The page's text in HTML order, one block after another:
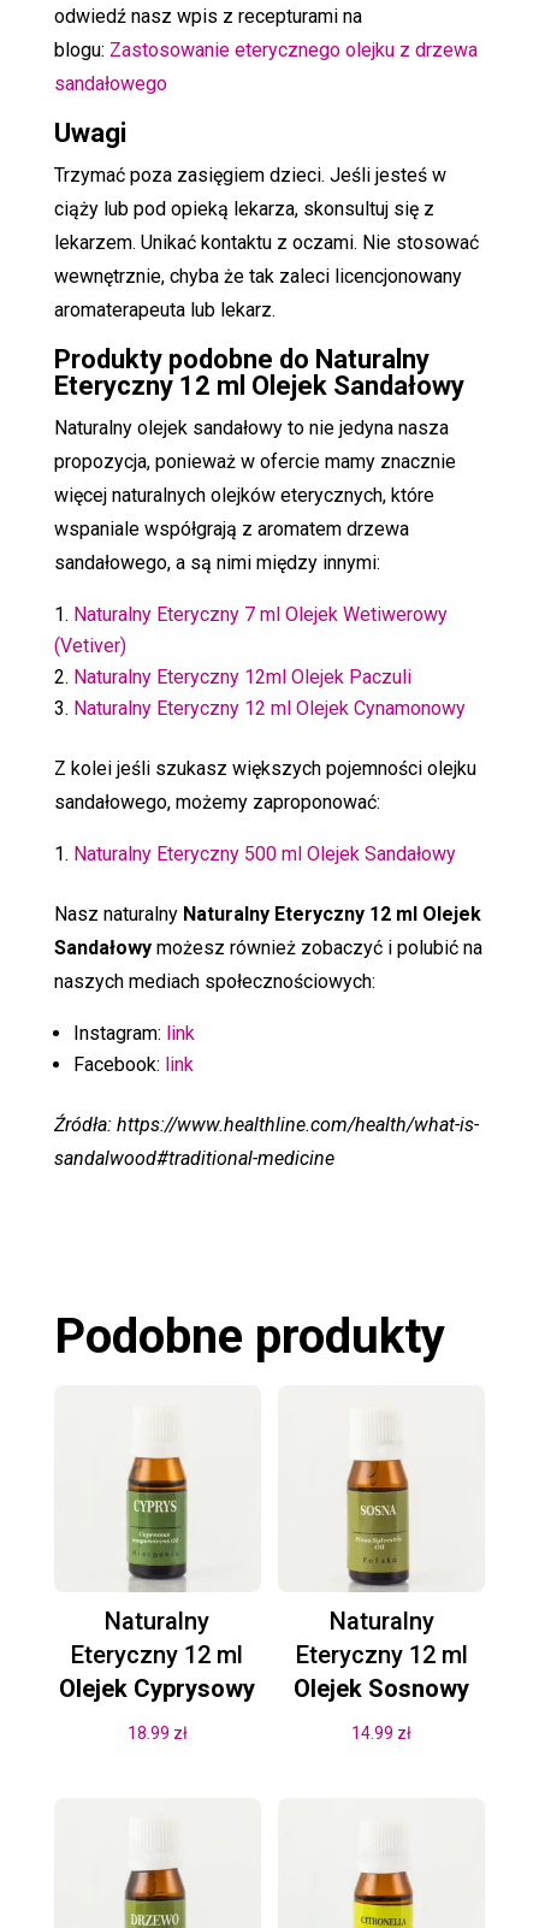
odwiedź nasz wpis z recepturami na
blogu: Zastosowanie eterycznego olejku z drzewa
sandałowego
Uwagi
Trzymać poza zasięgiem dzieci. Jeśli jesteś w
ciąży lub pod opieką lekarza, skonsultuj się z
lekarzem. Unikać kontaktu z oczami. Nie stosować
wewnętrznie, chyba że tak zaleci licencjonowany
aromaterapeuta lub lekarz.
Produkty podobne do Naturalny
Eteryczny 12 ml Olejek Sandałowy
Naturalny olejek sandałowy to nie jedyna nasza
propozycja, ponieważ w ofercie mamy znacznie
więcej naturalnych olejków eterycznych, które
wspaniale współgrają z aromatem drzewa
sandałowego, a są nimi między innymi:
Naturalny Eteryczny 7 ml Olejek Wetiwerowy
(Vetiver)
Naturalny Eteryczny 12ml Olejek Paczuli
Naturalny Eteryczny 12 ml Olejek Cynamonowy
Z kolei jeśli szukasz większych pojemności olejku
sandałowego, możemy zaproponować:
Naturalny Eteryczny 500 ml Olejek Sandałowy
Nasz naturalny Naturalny Eteryczny 12 ml Olejek
Sandałowymożesz również zobaczyć i polubić na
naszych mediach społecznościowych:
Instagram: link
Facebook: link
Źródła: https://www.healthline.com/health/what-is-
sandalwood#traditional-medicine
Podobne produkty
Naturalny
Eteryczny 12 ml
Olejek Cyprysowy
18.99 zł
Naturalny
Eteryczny 12 ml
Olejek Sosnowy
14.99 zł